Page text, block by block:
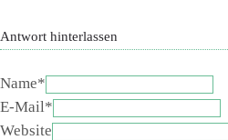
Antwort hinterlassen
Name*
E-Mail*
Website